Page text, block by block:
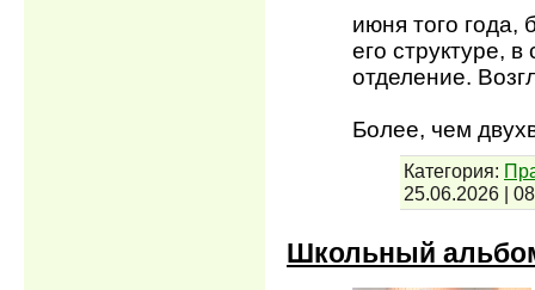
июня того года,
его структуре,
отделение.
Более, чем
Категория:
25.06.2026 |
Школьный